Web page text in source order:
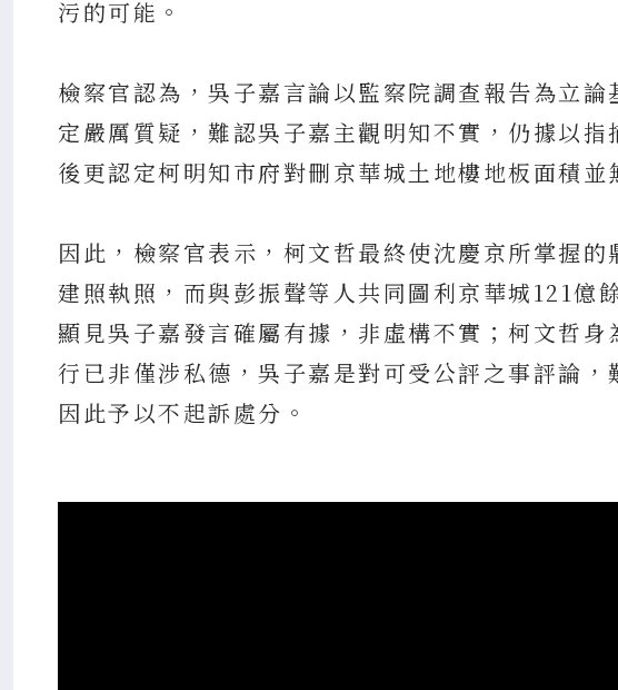
污的可能。
檢察官認為，吳子嘉言論以監察院調查報告為立
定嚴厲質疑，難認吳子嘉主觀明知不實，仍據以
後更認定柯明知市府對刪京華城土地樓地板面積並
因此，檢察官表示，柯文哲最終使沈慶京所掌握
建照執照，而與彭振聲等人共同圖利京華城121億
顯見吳子嘉發言確屬有據，非虛構不實；柯文哲
行已非僅涉私德，吳子嘉是對可受公評之事評論
因此予以不起訴處分。